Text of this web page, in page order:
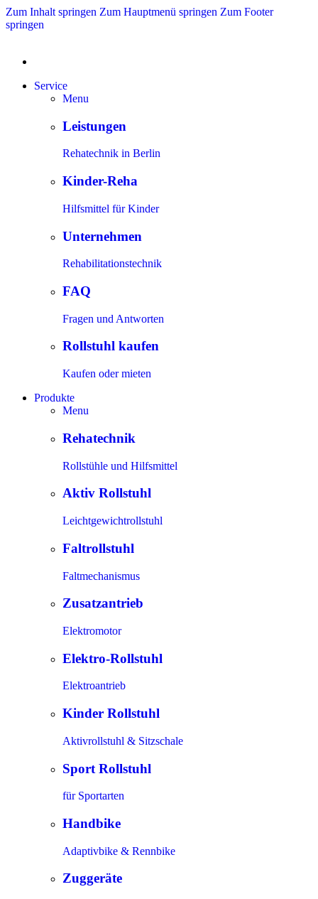
Zum Inhalt springen Zum Hauptmenü springen Zum Footer
springen
Service
Menu
Leistungen
Rehatechnik in Berlin
Kinder-Reha
Hilfsmittel für Kinder
Unternehmen
Rehabilitationstechnik
FAQ
Fragen und Antworten
Rollstuhl kaufen
Kaufen oder mieten
Produkte
Menu
Rehatechnik
Rollstühle und Hilfsmittel
Aktiv Rollstuhl
Leichtgewichtrollstuhl
Faltrollstuhl
Faltmechanismus
Zusatzantrieb
Elektromotor
Elektro-Rollstuhl
Elektroantrieb
Kinder Rollstuhl
Aktivrollstuhl & Sitzschale
Sport Rollstuhl
für Sportarten
Handbike
Adaptivbike & Rennbike
Zuggeräte